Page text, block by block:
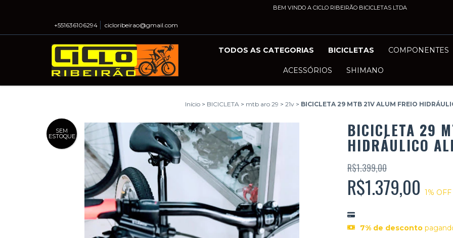
BEM VINDO A CICLO RIBEIRÃO BICICLETAS LTDA
+551636106294 cicloribeirao@gmail.com
TODOS AS CATEGORIAS BICICLETAS COMPONENTES
ACESSÓRIOS SHIMANO
Início > BICICLETA > mtb aro 29 > 21v > BICICLETA 29 MTB 21V ALUM FREIO
SEM
ESTOQUE BICICLETA 29
HIDRÁULICO
R$1.399,00
R$1.379,00 1% OFF
7% de desconto